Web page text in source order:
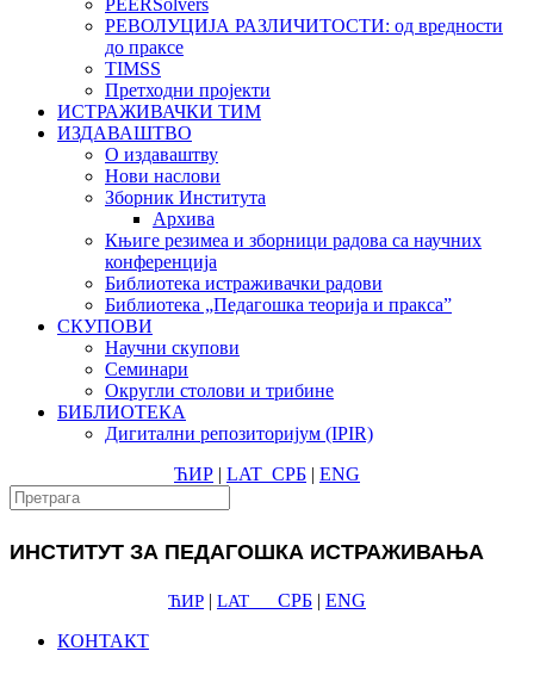
PEERSolvers
РЕВОЛУЦИЈА РАЗЛИЧИТОСТИ: oд вредности
до праксе
TIMSS
Претходни пројекти
ИСТРАЖИВАЧКИ ТИМ
ИЗДАВАШТВО
О издаваштву
Нови наслови
Зборник Института
Архива
Књиге резимеа и зборници радова са научних
конференција
Библиотека истраживачки радови
Библиотека „Педагошка теорија и пракса”
СКУПОВИ
Научни скупови
Семинари
Округли столови и трибине
БИБЛИОТЕКА
Дигитални репозиторијум (IPIR)
ЋИР | LAT СРБ | ENG
ИНСТИТУТ ЗА ПЕДАГОШКА ИСТРАЖИВАЊА
ЋИР | LAT СРБ | ENG
КОНТАКТ